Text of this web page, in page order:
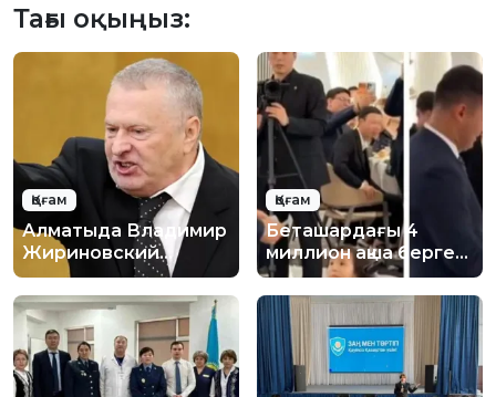
Тағы оқыңыз:
Қоғам
Алматыда Владимир
Жириновский
құрметіне естелік
тақта орнату
ұсынылды
Қоғам
Беташардағы 4
миллион ақша берген
кәсіпкер кім?